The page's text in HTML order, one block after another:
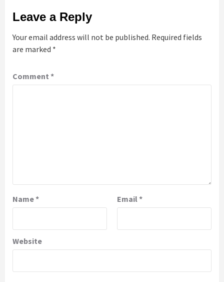
Leave a Reply
Your email address will not be published. Required fields
are marked *
Comment *
Name* Email *
Website